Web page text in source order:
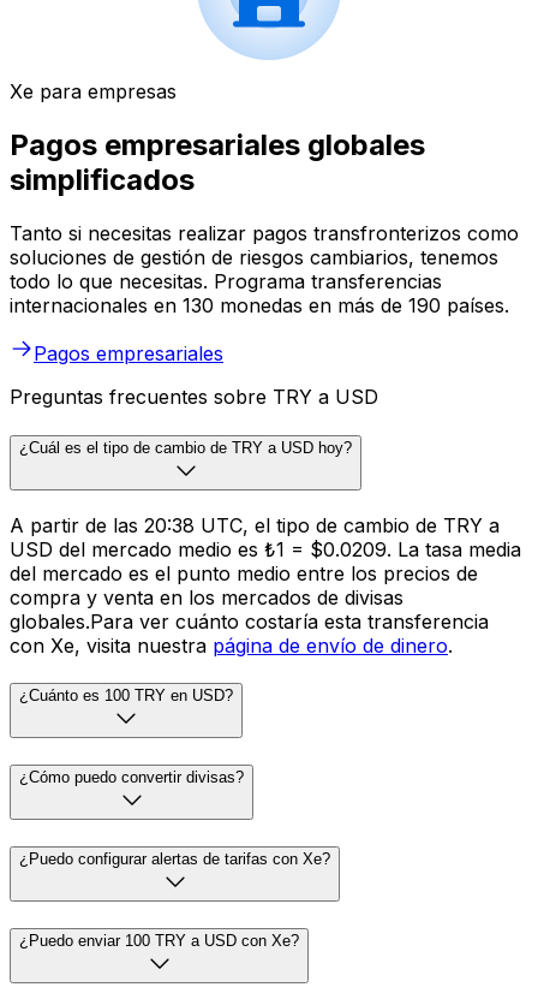
Xe para empresas
Pagos empresariales globales
simplificados
Tanto si necesitas realizar pagos transfronterizos como
soluciones de gestión de riesgos cambiarios, tenemos
todo lo que necesitas. Programa transferencias
internacionales en 130 monedas en más de 190 países.
Pagos empresariales
Preguntas frecuentes sobre TRY a USD
¿Cuál es el tipo de cambio de TRY a USD hoy?
A partir de las 20:38 UTC, el tipo de cambio de TRY a
USD del mercado medio es ₺1 = $0.0209. La tasa media
del mercado es el punto medio entre los precios de
compra y venta en los mercados de divisas
globales.Para ver cuánto costaría esta transferencia
con Xe, visita nuestra página de envío de dinero.
¿Cuánto es 100 TRY en USD?
¿Cómo puedo convertir divisas?
¿Puedo configurar alertas de tarifas con Xe?
¿Puedo enviar 100 TRY a USD con Xe?